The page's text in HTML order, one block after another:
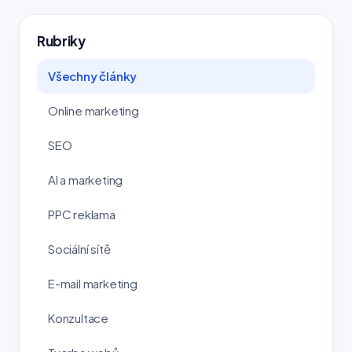
Rubriky
Všechny články
Online marketing
SEO
AI a marketing
PPC reklama
Sociální sítě
E-mail marketing
Konzultace